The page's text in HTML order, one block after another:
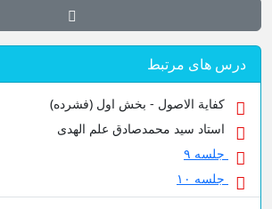
درس های مرتبط
کفایة الاصول - بخش اول (فشرده)
استاد سید محمدصادق علم الهدی
جلسه ۹
جلسه ۱۰